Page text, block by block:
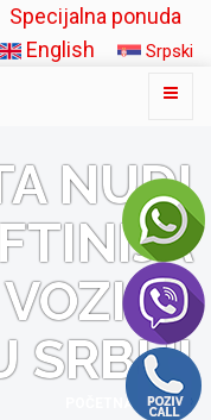
Specijalna ponuda
English
Srpski
NUDI
SRBIJI
POČETNA
BLOG